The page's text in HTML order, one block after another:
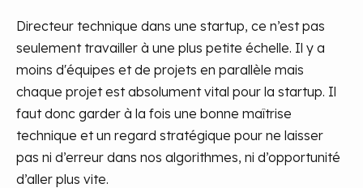
Directeur technique dans une startup, ce n’est pas
seulement travailler à une plus petite échelle. Il y a
moins d'équipes et de projets en parallèle mais
chaque projet est absolument vital pour la startup. Il
faut donc garder à la fois une bonne maîtrise
technique et un regard stratégique pour ne laisser
pas ni d’erreur dans nos algorithmes, ni d’opportunité
d’aller plus vite.